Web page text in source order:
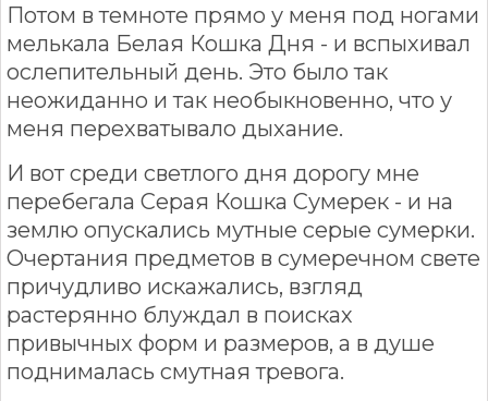
Потом в темноте прямо у меня под ногами
мелькала Белая Кошка Дня - и вспыхивал
ослепительный день. Это было так
неожиданно и так необыкновенно, что у
меня перехватывало дыхание.
И вот среди светлого дня дорогу мне
перебегала Серая Кошка Сумерек - и на
землю опускались мутные серые сумерки.
Очертания предметов в сумеречном свете
причудливо искажались, взгляд
растерянно блуждал в поисках
привычных форм и размеров, а в душе
поднималась смутная тревога.